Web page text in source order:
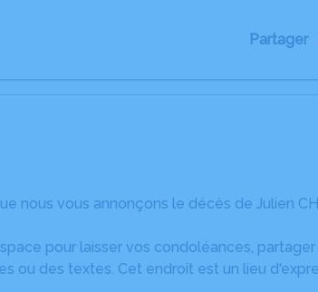
Partager
nous vous annonçons le décès de Julien
pour laisser vos condoléances,
ou des textes. Cet endroit est un lieu